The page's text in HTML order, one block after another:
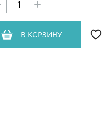
В КОРЗИНУ